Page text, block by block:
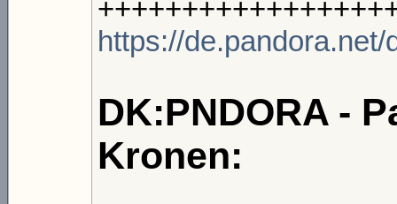
https://
DK:PNDORA -
Kronen: